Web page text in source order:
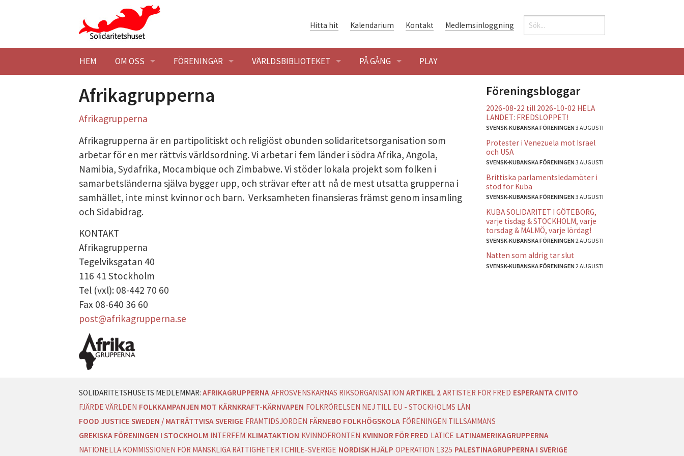
Sökformulär
Sök
Hitta hit Kalendarium Kontakt Medlemsinloggning
HEM OM OSS
TILLGÄNGLIGHET
KONTAKTA OSS
SOLIDARITETSHUSET EK. FÖRENING
STADGAR
STYRELSE
BLI MEDLEM
HISTORIK SOLIDARITETSHUSET - FÖRENINGSHISTORIA
BARNÄNGEN - BYGGNADEN OCH OMRÅDET
LOKALER LEDIGA LOKALER I SOLIDARITETSHUSET
FÖRENINGAR VÄRLDSBIBLIOTEKET
VÄRLDSLITTERATUR
GLOBALARKIVET
DIGITAL SOLIDARITET
PÅ GÅNG PLAY
Afrikagrupperna
Afrikagrupperna
Afrikagrupperna är en partipolitiskt och religiöst obunden solidaritetsorganisation som
arbetar för en mer rättvis världsordning. Vi arbetar i fem länder i södra Afrika, Angola,
Namibia, Sydafrika, Mocambique och Zimbabwe. Vi stöder lokala projekt som folken i
samarbetsländerna själva bygger upp, och strävar efter att nå de mest utsatta grupperna i
samhället, inte minst kvinnor och barn. Verksamheten finansieras främst genom insamling
och Sidabidrag.
KONTAKT
Afrikagrupperna
Tegelviksgatan 40
116 41 Stockholm
Tel (vxl): 08-442 70 60
Fax 08-640 36 60
post@afrikagrupperna.se
Föreningsbloggar
2026-08-22 till 2026-10-02 HELA
LANDET: FREDSLOPPET!
SVENSK-KUBANSKA FÖRENINGEN3 AUGUSTI
Protester i Venezuela mot Israel
och USA
SVENSK-KUBANSKA FÖRENINGEN3 AUGUSTI
Brittiska parlamentsledamöter i
stöd för Kuba
SVENSK-KUBANSKA FÖRENINGEN3 AUGUSTI
KUBA SOLIDARITET I GÖTEBORG,
varje tisdag & STOCKHOLM, varje
torsdag & MALMÖ, varje lördag!
SVENSK-KUBANSKA FÖRENINGEN2 AUGUSTI
Natten som aldrig tar slut
SVENSK-KUBANSKA FÖRENINGEN2 AUGUSTI
AFRIKAGRUPPERNA AFROSVENSKARNAS RIKSORGANISATION ARTIKEL 2 ARTISTER FÖR FRED ESPERANTA CIVITO
FJÄRDE VÄRLDEN FOLKKAMPANJEN MOT KÄRNKRAFT-KÄRNVAPEN FOLKRÖRELSEN NEJ TILL EU - STOCKHOLMS LÄN
FOOD JUSTICE SWEDEN / MATRÄTTVISA SVERIGE FRAMTIDSJORDEN FÄRNEBO FOLKHÖGSKOLA FÖRENINGEN TILLSAMMANS
GREKISKA FÖRENINGEN I STOCKHOLM INTERFEM KLIMATAKTION KVINNOFRONTEN KVINNOR FÖR FRED LATICE LATINAMERIKAGRUPPERNA
NATIONELLA KOMMISSIONEN FÖR MÄNSKLIGA RÄTTIGHETER I CHILE-SVERIGE NORDISK HJÄLP OPERATION 1325 PALESTINAGRUPPERNA I SVERIGE